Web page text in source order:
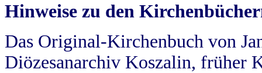
Hinweise zu den
Das Original-Kirchenbuch von
Diözesanarchiv Koszalin, früher